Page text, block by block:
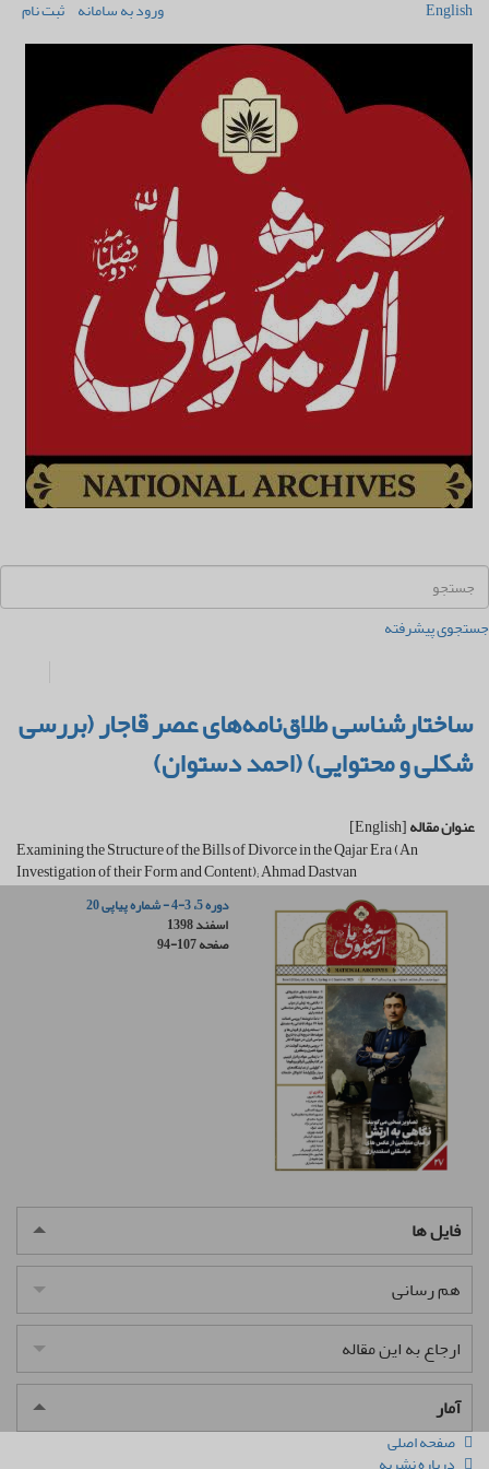
ورود به سامانه ثبت نام English
جستجوی پیشرفته
ساختارشناسی طلاق‌نامه‌های عصر قاجار (بررسی
شکلی و محتوایی) (احمد دستوان)
عنوان مقاله[English]
Examining the Structure of the Bills of Divorce in the Qajar Era (An
Investigation of their Form and Content); Ahmad Dastvan
دوره 5، 3-4 - شماره پیاپی 20
اسفند 1398
صفحه94-107
فایل ها
هم رسانی
ارجاع به این مقاله
آمار
صفحه اصلی